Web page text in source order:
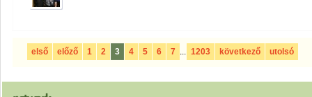
első előző 1 2 3 4 5 6 7 ... 1203 következő utolsó